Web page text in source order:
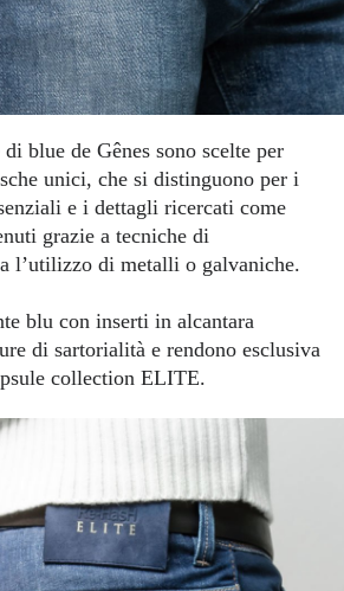
blue de Gênes sono scelte per
unici, che si distinguono per i
e i dettagli ricercati come
grazie a tecniche di
l’utilizzo di metalli o galvaniche.
blu con inserti in alcantara
di sartorialità e rendono esclusiva
collection ELITE.